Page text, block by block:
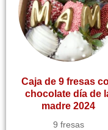
Caja de 9 fresas
chocolate día de
madre 2024
9 fresas